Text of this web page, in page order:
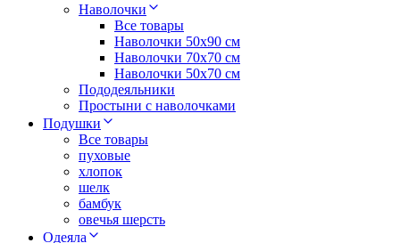
Наволочки
Все товары
Наволочки 50x90 см
Наволочки 70x70 cм
Наволочки 50х70 см
Пододеяльники
Простыни с наволочками
Подушки
Все товары
пуховые
хлопок
шелк
бамбук
овечья шерсть
Одеяла